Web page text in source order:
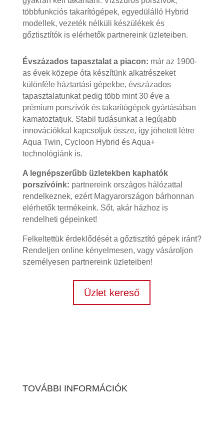
többfunkciós takarítógépek, egyedülálló Hybrid
modellek, vezeték nélküli készülékek és
gőztisztítók is elérhetők partnereink üzleteiben.
Évszázados tapasztalat a piacon: már az 1900-
as évek közepe óta készítünk alkatrészeket
különféle háztartási gépekbe, évszázados
tapasztalatunkat pedig több mint 30 éve a
prémium porszívók és takarítógépek gyártásában
kamatoztatjuk. Stabil tudásunkat a legújabb
innovációkkal kapcsoljuk össze, így jöhetett létre
Aqua Twin, Cycloon Hybrid és Aqua+
technológiánk is.
A legnépszerűbb üzletekben kaphatók
porszívóink: partnereink országos hálózattal
rendelkeznek, ezért Magyarországon bárhonnan
elérhetők termékeink. Sőt, akár házhoz is
rendelheti gépeinket!
Felkeltettük érdeklődését a gőztisztító gépek iránt?
Rendeljen online kényelmesen, vagy vásároljon
személyesen partnereink üzleteiben!
Üzlet kereső
TOVÁBBI INFORMÁCIÓK